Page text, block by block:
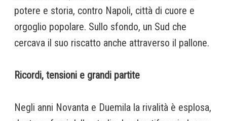
potere e storia, contro Napoli, città di cuore e
orgoglio popolare. Sullo sfondo, un Sud che
cercava il suo riscatto anche attraverso il pallone.
Ricordi, tensioni e grandi partite
Negli anni Novanta e Duemila la rivalità è esplosa,